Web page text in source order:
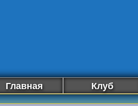
Главная Клуб